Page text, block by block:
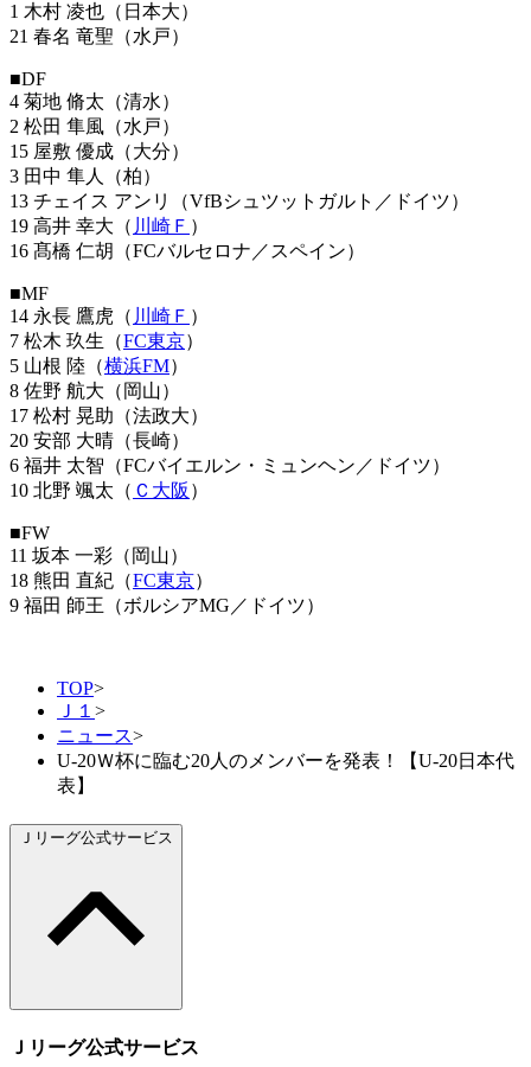
1 木村 凌也（日本大）
21 春名 竜聖（水戸）
■DF
4 菊地 脩太（清水）
2 松田 隼風（水戸）
15 屋敷 優成（大分）
3 田中 隼人（柏）
13 チェイス アンリ（VfBシュツットガルト／ドイツ）
19 高井 幸大（ 川崎Ｆ ）
16 髙橋 仁胡（FCバルセロナ／スペイン）
■MF
14 永長 鷹虎（ 川崎Ｆ ）
7 松木 玖生（FC東京）
5 山根 陸（横浜FM）
8 佐野 航大（岡山）
17 松村 晃助（法政大）
20 安部 大晴（長崎）
6 福井 太智（FCバイエルン・ミュンヘン／ドイツ）
10 北野 颯太（ Ｃ大阪 ）
■FW
11 坂本 一彩（岡山）
18 熊田 直紀（FC東京）
9 福田 師王（ボルシアMG／ドイツ）
TOP>
Ｊ１ >
ニュース>
U-20Ｗ杯に臨む20人のメンバーを発表！【U-20日本代
表】
Ｊリーグ公式サービス
Ｊリーグ公式サービス